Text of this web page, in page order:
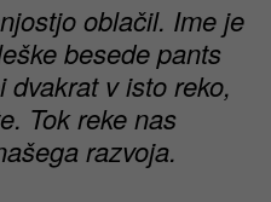
oblačil. Ime je
besede pants
v isto reko,
Tok reke nas
razvoja.